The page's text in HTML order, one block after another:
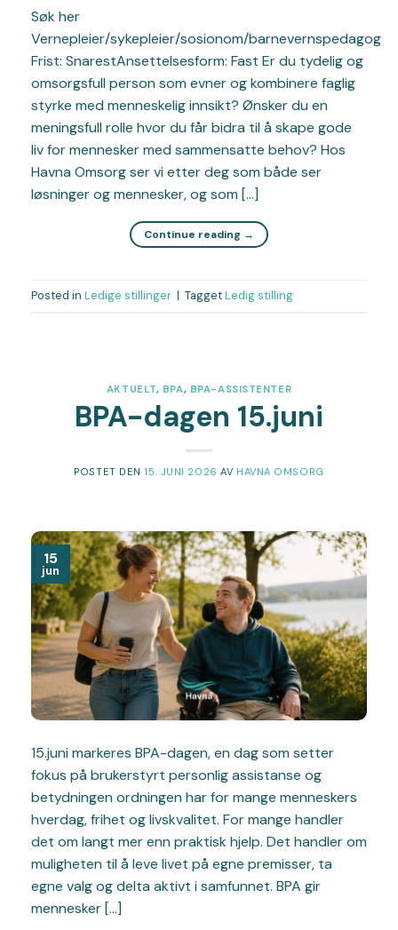
Søk her
Vernepleier/sykepleier/sosionom/barnevernspedagog
Frist: SnarestAnsettelsesform: Fast Er du tydelig og
omsorgsfull person som evner og kombinere faglig
styrke med menneskelig innsikt? Ønsker du en
meningsfull rolle hvor du får bidra til å skape gode
liv for mennesker med sammensatte behov? Hos
Havna Omsorg ser vi etter deg som både ser
løsninger og mennesker, og som […]
Continue reading →
Posted in Ledige stillinger | TaggetLedig stilling
AKTUELT, BPA, BPA-ASSISTENTER
BPA-dagen 15.juni
POSTET DEN15. JUNI 2026 AV HAVNA OMSORG
15
jun
15.juni markeres BPA-dagen, en dag som setter
fokus på brukerstyrt personlig assistanse og
betydningen ordningen har for mange menneskers
hverdag, frihet og livskvalitet. For mange handler
det om langt mer enn praktisk hjelp. Det handler om
muligheten til å leve livet på egne premisser, ta
egne valg og delta aktivt i samfunnet. BPA gir
mennesker […]